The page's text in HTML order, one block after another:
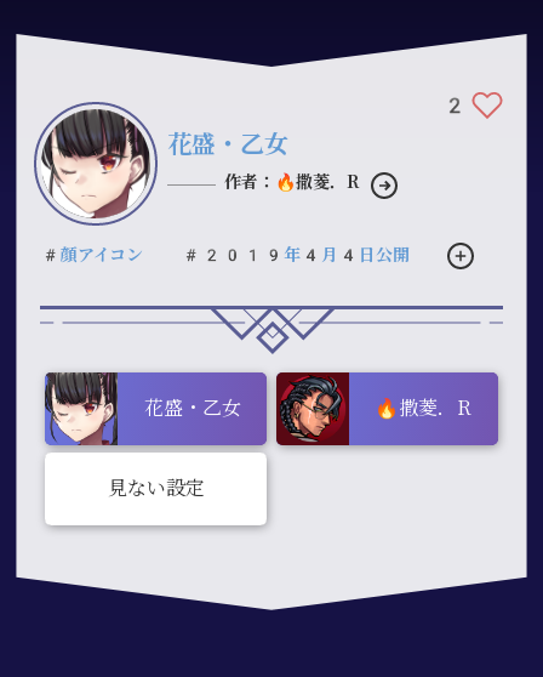
2
花盛・乙女
作者：🔥撒菱．R
#顔アイコン #2019年4月4日公開
花盛・乙女 🔥撒菱．R
見ない設定